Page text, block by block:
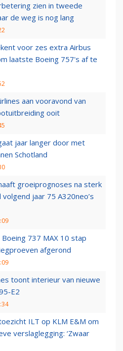
zien in tweede
de weg is nog lang
voor zes extra Airbus
laatste Boeing 757's af te
aan vooravond van
ooit
jaar langer door met
Schotland
groeiprognoses na sterk
volgend jaar 75 A320neo’s
737 MAX 10 stap
afgerond
toont interieur van nieuwe
E2
ILT op KLM E&M om
verslaglegging: ‘Zwaar